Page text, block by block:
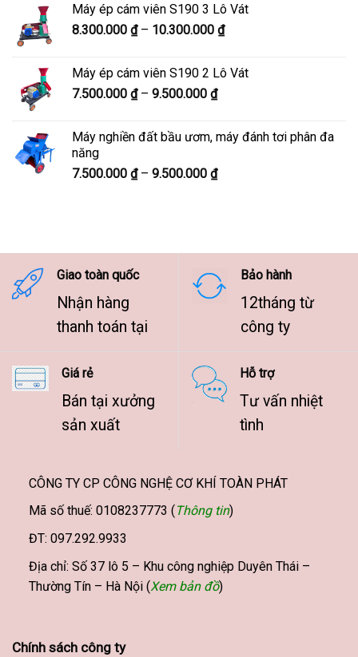
9.800.000 ₫
đến
Máy ép cám viên S190 3 Lô Vát
8.300.000 ₫ – 10.300.000 ₫Khoảng
8.300.000 ₫
Máy ép cám viên S190 2 Lô Vát
7.500.000 ₫ – 9.500.000 ₫Khoảng
7.500.000 ₫
9.500.000 ₫
Máy nghiền đất bầu ươm, máy đánh tơi phân đa
năng
7.500.000 ₫ – 9.500.000 ₫Khoảng
9.500.000 ₫
Giao toàn quốc
Nhận hàng
thanh toán tại
Bảo hành
12tháng từ
công ty
Giá rẻ
Bán tại xưởng
sản xuất
Hỗ trợ
Tư vấn nhiệt
tình
CÔNG TY CP CÔNG NGHỆ CƠ KHÍ TOÀN PHÁT
Mã số thuế: 0108237773 ( Thông tin)
ĐT: 097.292.9933
Địa chỉ: Số 37 lô 5 – Khu công nghiệp Duyên Thái –
Thường Tín – Hà Nội (Xem bản đồ)
Chính sách công ty